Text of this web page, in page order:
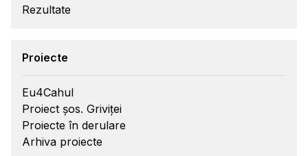
Rezultate
Proiecte
Eu4Cahul
Proiect șos. Griviței
Proiecte în derulare
Arhiva proiecte